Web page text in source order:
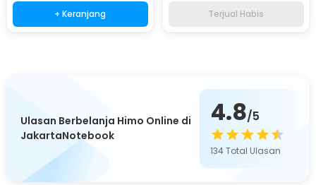
+ Keranjang Terjual Habis
Ulasan Berbelanja Himo Online di
JakartaNotebook
4.8/5
134Total Ulasan